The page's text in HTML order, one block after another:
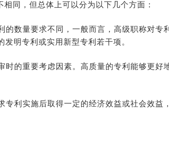
同，但总体上可以分为以下几个方面：
的数量要求不同，一般而言，高级职称对专
明专利或实用新型专利若干项。
时的重要考虑因素。高质量的专利能够更好
专利实施后取得一定的经济效益或社会效益